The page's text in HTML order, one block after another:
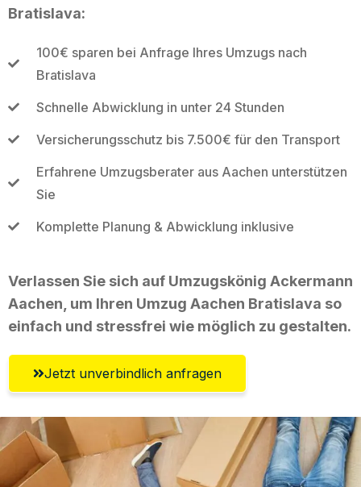
Bratislava:
100€ sparen bei Anfrage Ihres Umzugs nach
Bratislava
Schnelle Abwicklung in unter 24 Stunden
Versicherungsschutz bis 7.500€ für den Transport
Erfahrene Umzugsberater aus Aachen unterstützen
Sie
Komplette Planung & Abwicklung inklusive
Verlassen Sie sich auf Umzugskönig Ackermann
Aachen, um Ihren Umzug Aachen Bratislava so
einfach und stressfrei wie möglich zu gestalten.
Jetzt unverbindlich anfragen